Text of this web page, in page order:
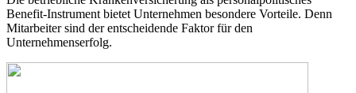
Benefit-Instrument bietet Unternehmen besondere Vorteile. Denn
Mitarbeiter sind der entscheidende Faktor für den
Unternehmenserfolg.